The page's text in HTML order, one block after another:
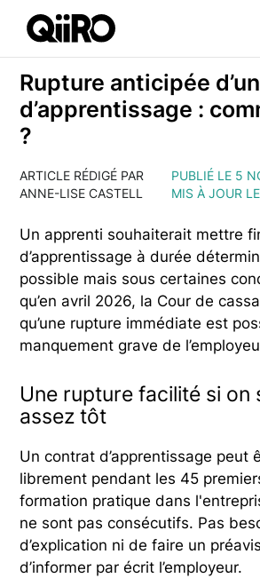
Webflow Homepage
Rupture anticipée
d’apprentissage :
?
ARTICLE RÉDIGÉ PAR
ANNE-LISE CASTELL
PUBLIÉ LE 5
MIS À JOUR
Un apprenti souhaiterait mettre
d’apprentissage à durée
possible mais sous certaines
qu’en avril 2026, la Cour de
qu’une rupture immédiate est
manquement grave de
Une rupture facilité si on
assez tôt
Un contrat d’apprentissage peut
librement pendant les 45
formation pratique dans
ne sont pas consécutifs. Pas
d’explication ni de faire un
d’informer par écrit l’employeur.